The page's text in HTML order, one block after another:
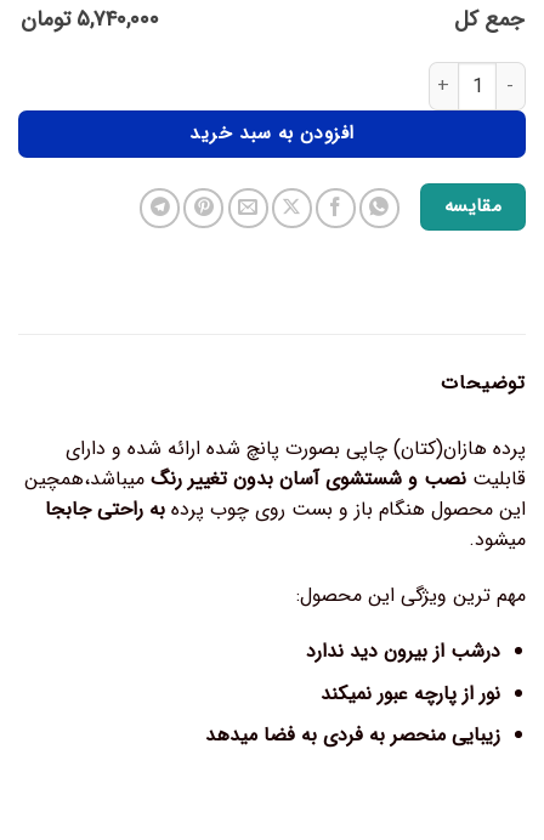
جمع کل ۵,۷۴۰,۰۰۰ تومان
افزودن به سبد خرید
مقایسه
توضیحات
پرده هازان(کتان) چاپی بصورت پانچ شده ارائه شده و دارای
قابلیت نصب و شستشوی آسان بدون تغییر رنگ میباشد،همچین
این محصول هنگام باز و بست روی چوب پرده به راحتی جابجا
میشود.
مهم ترین ویژگی این محصول:
درشب از بیرون دید ندارد
نور از پارچه عبور نمیکند
زیبایی منحصر به فردی به فضا میدهد